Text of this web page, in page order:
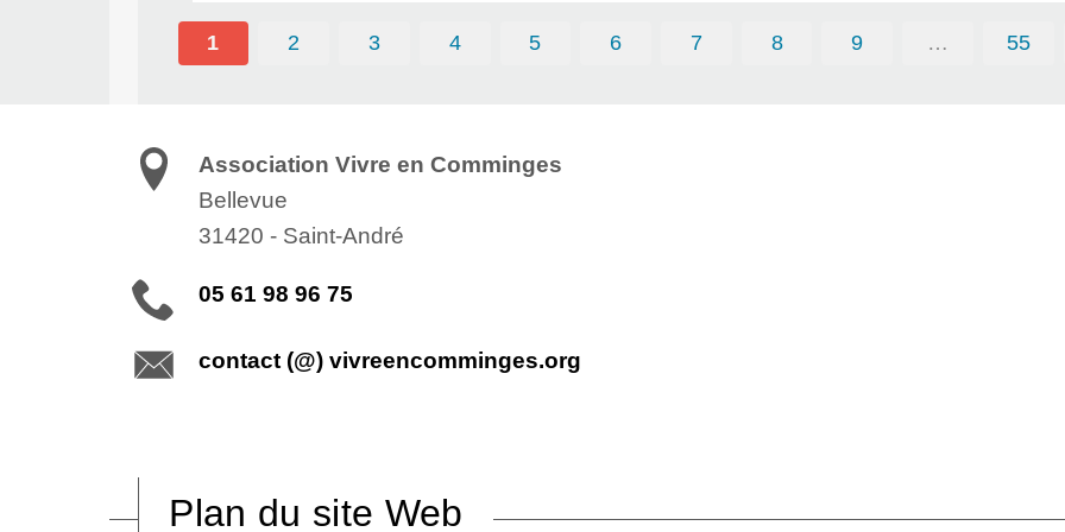
1 2 3 4 5 6 7 8 9 … 55
Association Vivre en Comminges
Bellevue
31420 - Saint-André
05 61 98 96 75
contact (@) vivreencomminges.org
Plan du site Web